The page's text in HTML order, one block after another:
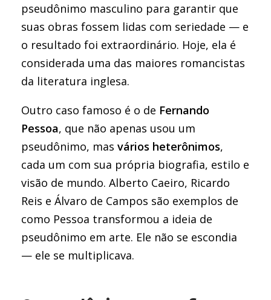
pseudônimo masculino para garantir que
suas obras fossem lidas com seriedade — e
o resultado foi extraordinário. Hoje, ela é
considerada uma das maiores romancistas
da literatura inglesa.
Outro caso famoso é o de Fernando
Pessoa, que não apenas usou um
pseudônimo, mas vários heterônimos,
cada um com sua própria biografia, estilo e
visão de mundo. Alberto Caeiro, Ricardo
Reis e Álvaro de Campos são exemplos de
como Pessoa transformou a ideia de
pseudônimo em arte. Ele não se escondia
— ele se multiplicava.